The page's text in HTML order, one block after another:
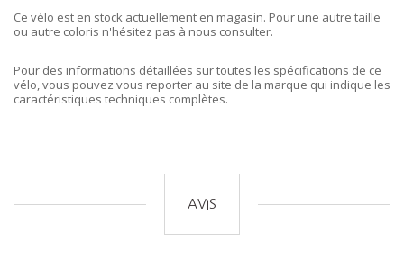
Ce vélo est en stock actuellement en magasin. Pour une autre taille
ou autre coloris n'hésitez pas à nous consulter.
Pour des informations détaillées sur toutes les spécifications de ce
vélo, vous pouvez vous reporter au site de la marque qui indique les
caractéristiques techniques complètes.
AVIS